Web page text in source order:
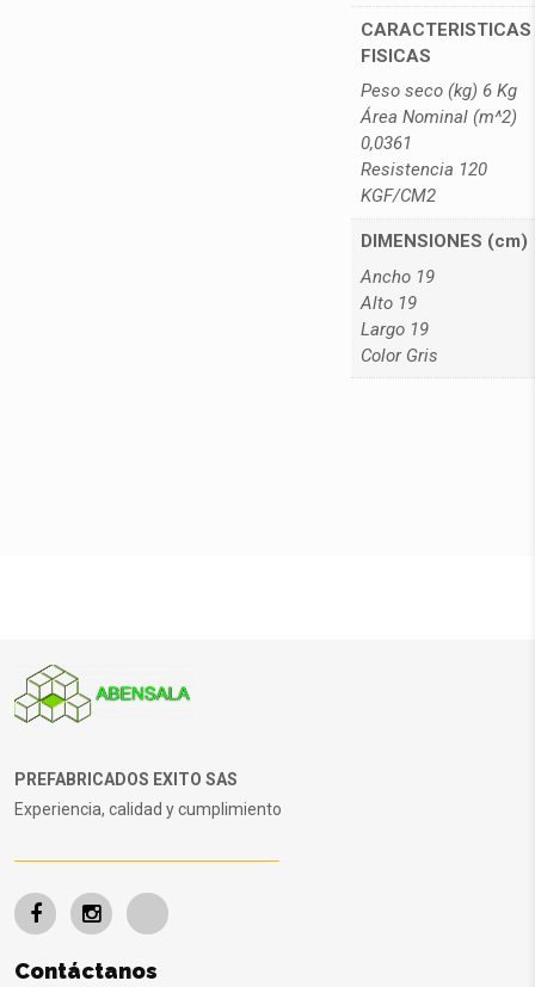
CARACTERISTICAS
FISICAS
Peso seco (kg) 6 Kg
Área Nominal (m^2)
0,0361
Resistencia 120
KGF/CM2
DIMENSIONES (cm)
Ancho 19
Alto 19
Largo 19
Color Gris
PREFABRICADOS EXITO SAS
Experiencia, calidad y cumplimiento
Contáctanos